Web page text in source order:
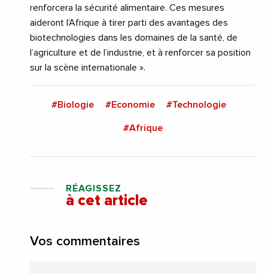
renforcera la sécurité alimentaire. Ces mesures
aideront l’Afrique à tirer parti des avantages des
biotechnologies dans les domaines de la santé, de
l’agriculture et de l’industrie, et à renforcer sa position
sur la scène internationale ».
#Biologie #Economie #Technologie
#Afrique
RÉAGISSEZ
à cet article
Vos commentaires